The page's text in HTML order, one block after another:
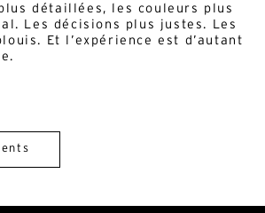
détaillées, les couleurs plus
Les décisions plus justes. Les
Et l’expérience est d’autant